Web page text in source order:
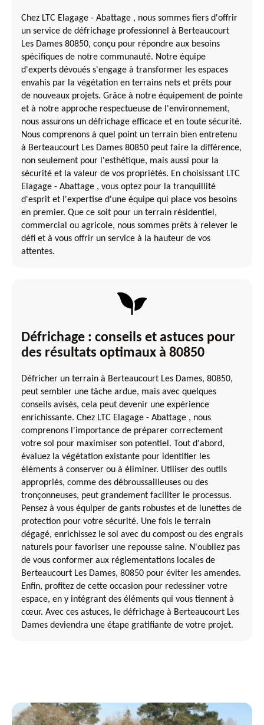
Chez LTC Elagage - Abattage , nous sommes fiers d'offrir
un service de défrichage professionnel à Berteaucourt
Les Dames 80850, conçu pour répondre aux besoins
spécifiques de notre communauté. Notre équipe
d'experts dévoués s'engage à transformer les espaces
envahis par la végétation en terrains nets et prêts pour
de nouveaux projets. Grâce à notre équipement de pointe
et à notre approche respectueuse de l'environnement,
nous assurons un défrichage efficace et en toute sécurité.
Nous comprenons à quel point un terrain bien entretenu
à Berteaucourt Les Dames 80850 peut faire la différence,
non seulement pour l'esthétique, mais aussi pour la
sécurité et la valeur de vos propriétés. En choisissant LTC
Elagage - Abattage , vous optez pour la tranquillité
d'esprit et l'expertise d'une équipe qui place vos besoins
en premier. Que ce soit pour un terrain résidentiel,
commercial ou agricole, nous sommes prêts à relever le
défi et à vous offrir un service à la hauteur de vos
attentes.
Défrichage : conseils et astuces pour
des résultats optimaux à 80850
Défricher un terrain à Berteaucourt Les Dames, 80850,
peut sembler une tâche ardue, mais avec quelques
conseils avisés, cela peut devenir une expérience
enrichissante. Chez LTC Elagage - Abattage , nous
comprenons l'importance de préparer correctement
votre sol pour maximiser son potentiel. Tout d'abord,
évaluez la végétation existante pour identifier les
éléments à conserver ou à éliminer. Utiliser des outils
appropriés, comme des débroussailleuses ou des
tronçonneuses, peut grandement faciliter le processus.
Pensez à vous équiper de gants robustes et de lunettes de
protection pour votre sécurité. Une fois le terrain
dégagé, enrichissez le sol avec du compost ou des engrais
naturels pour favoriser une repousse saine. N'oubliez pas
de vous conformer aux réglementations locales de
Berteaucourt Les Dames, 80850 pour éviter les amendes.
Enfin, profitez de cette occasion pour redessiner votre
espace, en y intégrant des éléments qui vous tiennent à
cœur. Avec ces astuces, le défrichage à Berteaucourt Les
Dames deviendra une étape gratifiante de votre projet.